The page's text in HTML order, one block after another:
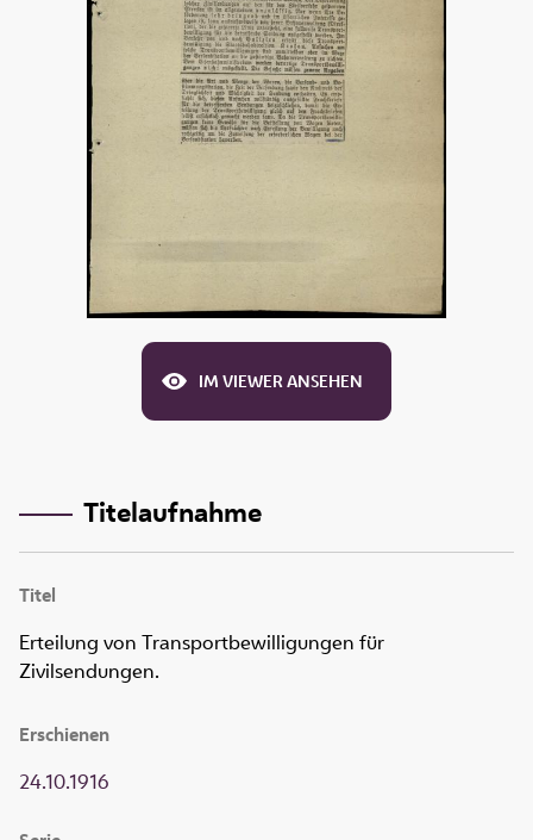
IM VIEWER ANSEHEN
Titelaufnahme
Titel
Erteilung von Transportbewilligungen für
Zivilsendungen.
Erschienen
24.10.1916